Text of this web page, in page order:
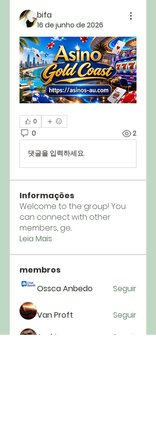
bifa
16 de junho de 2026
0
0 2
댓글을 입력하세요.
Informações
Welcome to the group! You
can connect with other
members, ge...
Leia Mais
membros
Ossca Anbedo
Seguir
Van Proft
Seguir
Andriy
Seguir